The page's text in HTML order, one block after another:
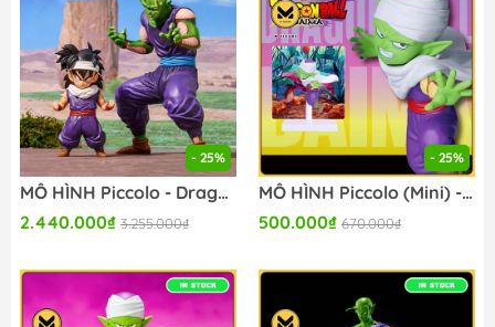
- 25%
MÔ HÌNH Piccolo - Dragon Ball Z - Ichiban Kuji - Ichiban Kuji Dragon Ball EX Chikyuu o Mamoru Senshitachi (B Prize) - Masterlise (Bandai Spirits) FIGURE CHÍNH HÃNG
2.440.000₫ 3.255.000₫
- 25%
MÔ HÌNH Piccolo (Mini) - Dragon Ball Daima - Figure with Panel (Bandai Spirits) FIGURE CHÍNH HÃNG
500.000₫ 670.000₫